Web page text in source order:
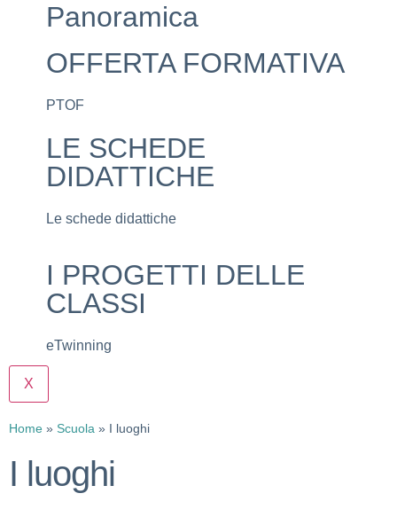
Panoramica
OFFERTA FORMATIVA
PTOF
LE SCHEDE
DIDATTICHE
Le schede didattiche
I PROGETTI DELLE
CLASSI
eTwinning
X
Home » Scuola » I luoghi
I luoghi